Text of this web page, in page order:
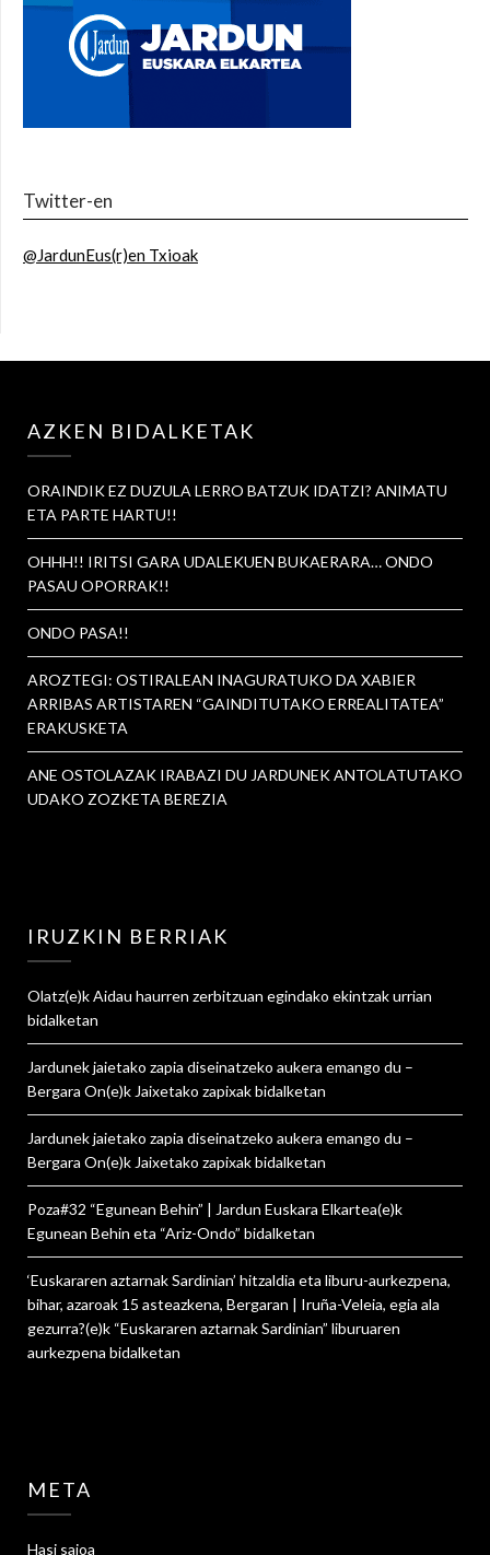
Twitter-en
@JardunEus(r)en Txioak
AZKEN BIDALKETAK
ORAINDIK EZ DUZULA LERRO BATZUK IDATZI? ANIMATU
ETA PARTE HARTU!!
OHHH!! IRITSI GARA UDALEKUEN BUKAERARA… ONDO
PASAU OPORRAK!!
ONDO PASA!!
AROZTEGI: OSTIRALEAN INAGURATUKO DA XABIER
ARRIBAS ARTISTAREN “GAINDITUTAKO ERREALITATEA”
ERAKUSKETA
ANE OSTOLAZAK IRABAZI DU JARDUNEK ANTOLATUTAKO
UDAKO ZOZKETA BEREZIA
IRUZKIN BERRIAK
Olatz(e)kAidau haurren zerbitzuan egindako ekintzak urrian
bidalketan
Jardunek jaietako zapia diseinatzeko aukera emango du –
Bergara On(e)k Jaixetako zapixakbidalketan
Jardunek jaietako zapia diseinatzeko aukera emango du –
Bergara On(e)k Jaixetako zapixakbidalketan
Poza#32 “Egunean Behin” | Jardun Euskara Elkartea(e)k
Egunean Behin eta “Ariz-Ondo” bidalketan
‘Euskararen aztarnak Sardinian’ hitzaldia eta liburu-aurkezpena,
bihar, azaroak 15 asteazkena, Bergaran | Iruña-Veleia, egia ala
gezurra?(e)k “Euskararen aztarnak Sardinian” liburuaren
aurkezpena bidalketan
META
Hasi saioa